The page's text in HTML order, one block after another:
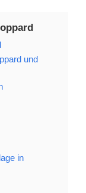
und
in